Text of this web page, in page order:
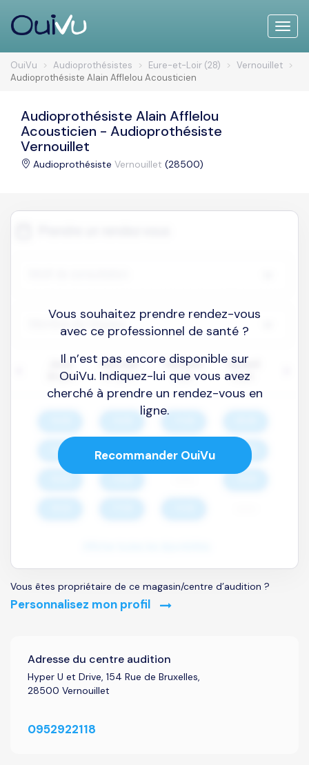
Toggle
OuiVu Audioprothésistes Eure-et-Loir (28)
Vernouillet
Audioprothésiste Alain Afflelou Acousticien
Audioprothésiste Alain Afflelou
Acousticien - Audioprothésiste
Vernouillet
Audioprothésiste Vernouillet (28500)
Vous souhaitez prendre rendez-vous
avec ce professionnel de santé ?
Il n’est pas encore disponible sur
OuiVu. Indiquez-lui que vous avez
cherché à prendre un rendez-vous en
ligne.
Recommander OuiVu
Vous êtes propriétaire de ce magasin/centre d’audition ?
Personnalisez mon profil
Adresse du centre audition
Hyper U et Drive, 154 Rue de Bruxelles,
28500 Vernouillet
0952922118